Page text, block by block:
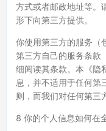
方式或者邮政地址等。
形下向第三方提供。
你使用第三方的服务（
第三方自己的服务条款
细阅读其条款。本《隐
息，并不适用于任何第
则，而我们对任何第三
8 你的个人信息如何在